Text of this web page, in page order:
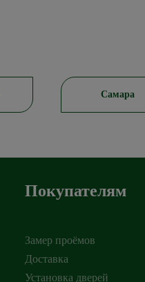
Самара
Покупателям
Замер проёмов
Доставка
Установка дверей